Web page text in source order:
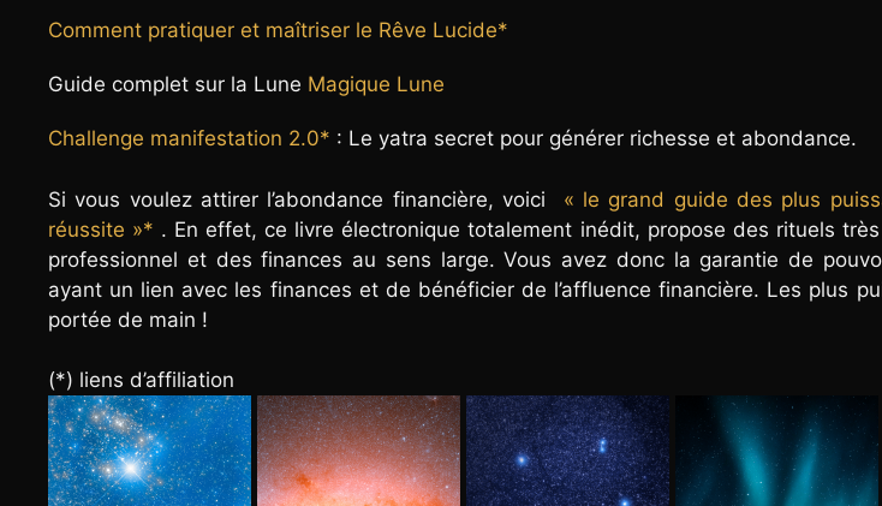
Comment pratiquer et maîtriser le Rêve Lucide*
Guide complet sur la Lune Magique Lune
Challenge manifestation 2.0* : Le yatra secret pour générer richesse et abondance.
Si vous voulez attirer l’abondance financière, voici « le grand guide des plus
réussite »* . En effet, ce livre électronique totalement inédit, propose des rituels
professionnel et des finances au sens large. Vous avez donc la garantie de
ayant un lien avec les finances et de bénéficier de l’affluence financière. Les plus
portée de main !
(*) liens d’affiliation